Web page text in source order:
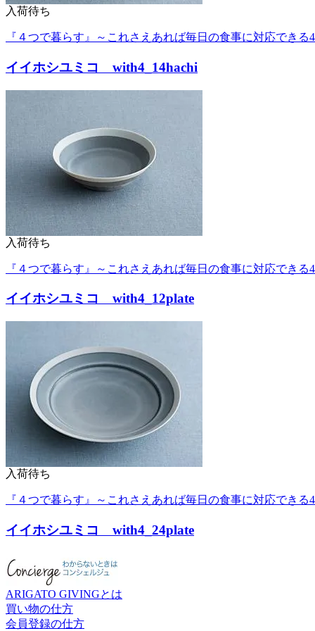
入荷待ち
『４つで暮らす』～これさえあれば毎日の食事に対応できる
イイホシユミコ with4_14hachi
入荷待ち
『４つで暮らす』～これさえあれば毎日の食事に対応できる
イイホシユミコ with4_12plate
入荷待ち
『４つで暮らす』～これさえあれば毎日の食事に対応できる
イイホシユミコ with4_24plate
ARIGATO GIVINGとは
買い物の仕方
会員登録の仕方